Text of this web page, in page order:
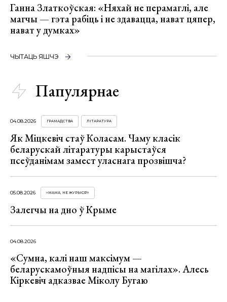
Ганна Златкоўская: «Няхай не перамаглі, але
магчы — гэта рабіць і не здавацца, нават цяпер,
нават у думках»
ЧЫТАЦЬ ЯШЧЭ
Папулярнае
04.08.2026 ГРАМАДСТВА ЛІТАРАТУРА
Як Міцкевіч стаў Коласам. Чаму класік
беларускай літаратуры карыстаўся
псеўданімам замест уласнага прозвішча?
05.08.2026 «МАМА, НЕ ЖУРЫСЯ!»
Залегчы на дно ў Крыме
04.08.2026
«Сумна, калі наш максімум —
беларускамоўныя надпісы на магілах». Алесь
Кіркевіч адказвае Міколу Бугаю